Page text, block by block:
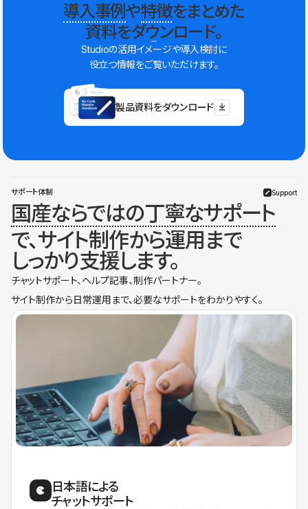
導入事例や特徴をまとめた
資料をダウンロード。
Studioの活用イメージや導入検討に
役立つ情報をご覧いただけます。
製品資料をダウンロード
サポート体制 Support
国産ならではの丁寧なサポート
で、サイト制作から運用まで
しっかり支援します。
チャットサポート、ヘルプ記事、制作パートナー。
サイト制作から日常運用まで、必要なサポートをわかりやすく。
日本語による
チャットサポート